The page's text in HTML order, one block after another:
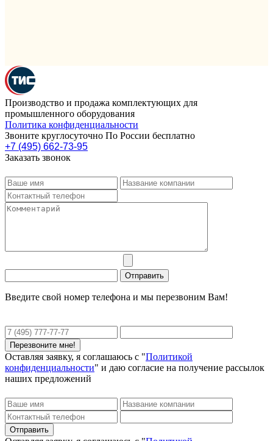
Производство и продажа комплектующих для
промышленного оборудования
Политика конфиденциальности
Звоните круглосуточно По России бесплатно
+7 (495) 662-73-95
Заказать звонок
Введите свой номер телефона и мы перезвоним Вам!
Оставляя заявку, я соглашаюсь с "Политикой
конфиденциальности" и даю согласие на получение рассылок
наших предложений